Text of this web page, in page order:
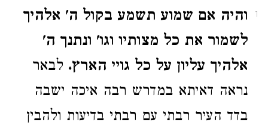
1
והיה אם שמוע תשמע בקול ה' אלהיך
לשמור את כל מצותיו וגו' ונתנך ה'
אלהיך עליון על כל גויי הארץ. לבאר
נראה דאיתא במדרש רבה איכה ישבה
בדד העיר רבתי עם רבתי בדיעות ולהבין